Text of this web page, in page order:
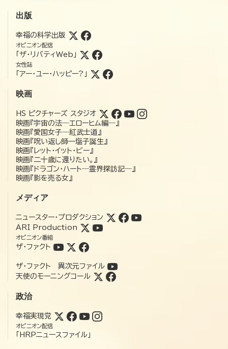
出版
幸福の科学出版
オピニオン配信
「ザ・リバティWeb」
女性誌
「アー・ユー・ハッピー?」
映画
HS ピクチャーズ スタジオ
映画『宇宙の法―エローヒム編―』
映画『愛国女子―紅武士道』
映画『呪い返し師—塩子誕生』
映画『レット・イット・ビー』
映画『二十歳に還りたい。』
映画『ドラゴン・ハート―霊界探訪記―』
映画『影を売る女』
メディア
ニュースター・プロダクション
ARI Production
オピニオン番組
ザ・ファクト
ザ・ファクト 異次元ファイル
天使のモーニングコール
政治
幸福実現党
オピニオン配信
「HRPニュースファイル」